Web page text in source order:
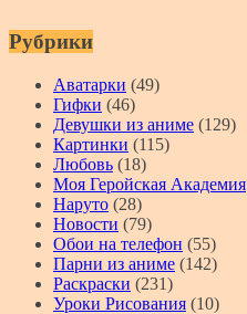
Рубрики
Аватарки (49)
Гифки (46)
Девушки из аниме (129)
Картинки (115)
Любовь (18)
Моя Геройская Академия
Наруто (28)
Новости (79)
Обои на телефон (55)
Парни из аниме (142)
Раскраски (231)
Уроки Рисования (10)